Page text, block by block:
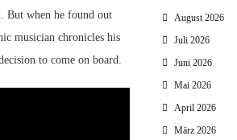
But when he found out
musician chronicles his
to come on board.
August 2026
Juli 2026
Juni 2026
Mai 2026
April 2026
März 2026